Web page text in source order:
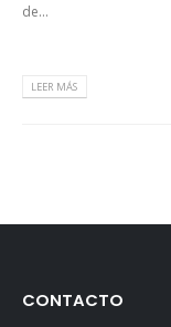
de...
LEER MÁS
CONTACTO